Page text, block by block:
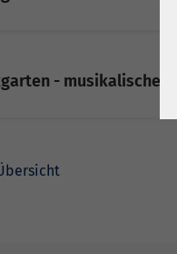
- musikalische